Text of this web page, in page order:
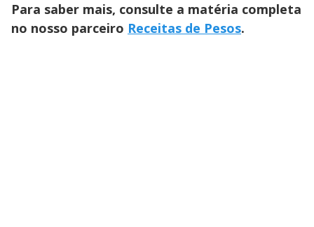
Para saber mais, consulte a matéria completa
no nosso parceiro Receitas de Pesos.